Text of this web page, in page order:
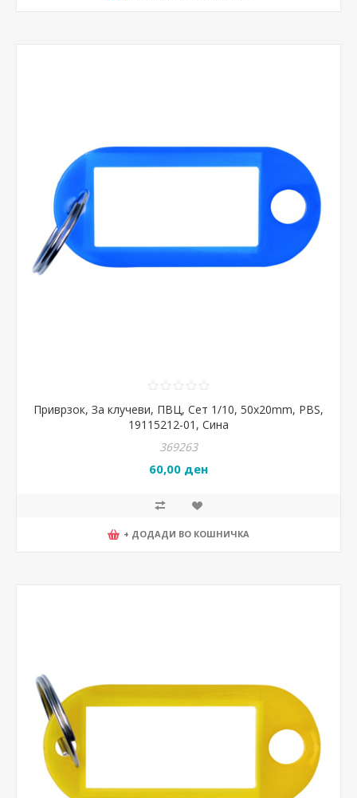
Приврзок, За клучеви, ПВЦ, Сет 1/10, 50x20mm, PBS,
19115212-01, Сина
369263
60,00 ден
+ ДОДАДИ ВО КОШНИЧКА